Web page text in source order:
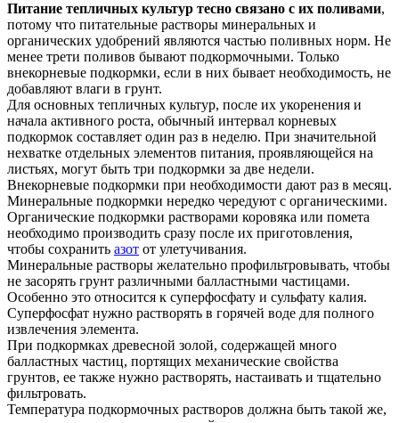
Питание тепличных культур тесно связано с их поливами,
потому что питательные растворы минеральных и
органических удобрений являются частью поливных норм. Не
менее трети поливов бывают подкормочными. Только
внекорневые подкормки, если в них бывает необходимость, не
добавляют влаги в грунт.
Для основных тепличных культур, после их укоренения и
начала активного роста, обычный интервал корневых
подкормок составляет один раз в неделю. При значительной
нехватке отдельных элементов питания, проявляющейся на
листьях, могут быть три подкормки за две недели.
Внекорневые подкормки при необходимости дают раз в месяц.
Минеральные подкормки нередко чередуют с органическими.
Органические подкормки растворами коровяка или помета
необходимо производить сразу после их приготовления,
чтобы сохранить азот от улетучивания.
Минеральные растворы желательно профильтровывать, чтобы
не засорять грунт различными балластными частицами.
Особенно это относится к суперфосфату и сульфату калия.
Суперфосфат нужно растворять в горячей воде для полного
извлечения элемента.
При подкормках древесной золой, содержащей много
балластных частиц, портящих механические свойства
грунтов, ее также нужно растворять, настаивать и тщательно
фильтровать.
Температура подкормочных растворов должна быть такой же,